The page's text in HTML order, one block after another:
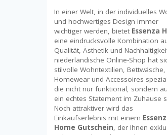
In einer Welt, in der individuelles
und hochwertiges Design immer
wichtiger werden, bietet Essenza
eine eindrucksvolle Kombination
Qualität, Ästhetik und
niederländische Online-Shop hat
stilvolle Wohntextilien, Bettwäsche,
Homewear und Accessoires
die nicht nur funktional, sondern
ein echtes Statement im Zuhause
Noch attraktiver wird das
Einkaufserlebnis mit einem
Home Gutschein, der Ihnen